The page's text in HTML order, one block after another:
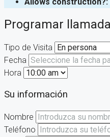
Programar
Tipo de Visita
Fecha
Hora
Su información
Nombre
Teléfono